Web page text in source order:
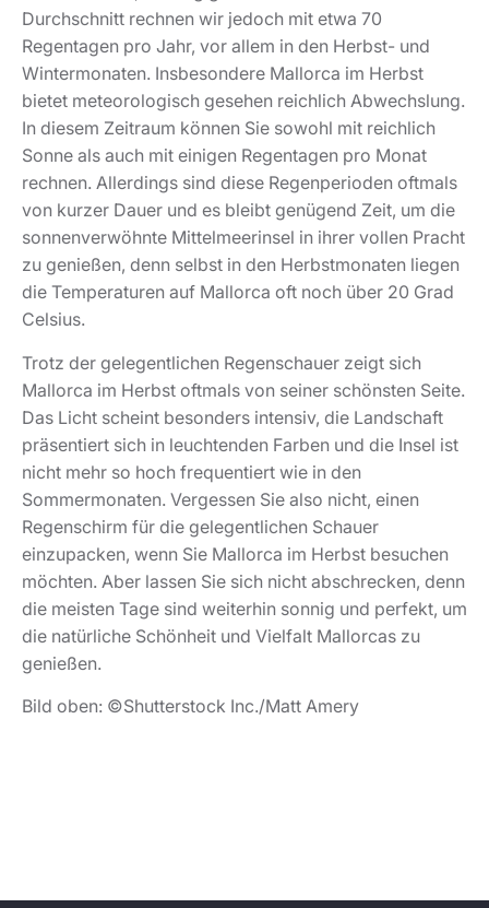
Durchschnitt rechnen wir jedoch mit etwa 70
Regentagen pro Jahr, vor allem in den Herbst- und
Wintermonaten. Insbesondere Mallorca im Herbst
bietet meteorologisch gesehen reichlich Abwechslung.
In diesem Zeitraum können Sie sowohl mit reichlich
Sonne als auch mit einigen Regentagen pro Monat
rechnen. Allerdings sind diese Regenperioden oftmals
von kurzer Dauer und es bleibt genügend Zeit, um die
sonnenverwöhnte Mittelmeerinsel in ihrer vollen Pracht
zu genießen, denn selbst in den Herbstmonaten liegen
die Temperaturen auf Mallorca oft noch über 20 Grad
Celsius.
Trotz der gelegentlichen Regenschauer zeigt sich
Mallorca im Herbst oftmals von seiner schönsten Seite.
Das Licht scheint besonders intensiv, die Landschaft
präsentiert sich in leuchtenden Farben und die Insel ist
nicht mehr so hoch frequentiert wie in den
Sommermonaten. Vergessen Sie also nicht, einen
Regenschirm für die gelegentlichen Schauer
einzupacken, wenn Sie Mallorca im Herbst besuchen
möchten. Aber lassen Sie sich nicht abschrecken, denn
die meisten Tage sind weiterhin sonnig und perfekt, um
die natürliche Schönheit und Vielfalt Mallorcas zu
genießen.
Bild oben: ©Shutterstock Inc./Matt Amery